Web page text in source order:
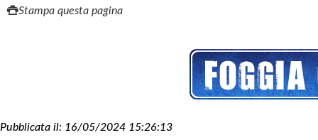
Stampa questa pagina
Pubblicata il: 16/05/2024 15:26:13